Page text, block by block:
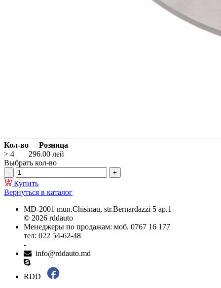
Кол-во
Розница
> 4
296.00 лей
Выбрать кол-во
Купить
Вернуться в каталог
MD-2001 mun.Chisinau, str.Bernardazzi 5 ap.1
© 2026 rddauto
Менеджеры по продажам: моб. 0767 16 177
тел: 022 54-62-48
-
info@rddauto.md
RDD